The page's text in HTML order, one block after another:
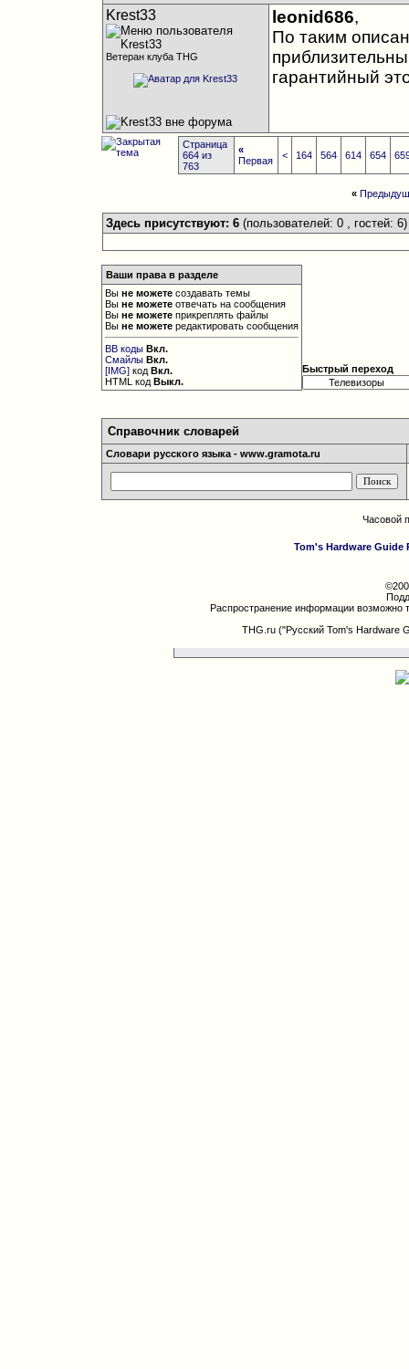
Krest33
Ветеран клуба THG
leonid686,
По таким
гарантийный
Страница
664 из
763
«
Первая
< 164 564 614 654
«
Здесь присутствуют: 6 (пользователей: 0 , гостей: 6)
Ваши права в разделе
Выне можете создавать темы
Выне можете отвечать на сообщения
Выне можете прикреплять файлы
Выне можете редактировать сообщения
BB коды Вкл.
Смайлы Вкл.
[IMG] кодВкл.
HTML кодВыкл.
Быстрый переход
Справочник словарей
Словари русского языка - www.gramota.ru
Часовой
Tom's Hardware Guide
Распространение информации возможно
THG.ru ("Русский Tom's Hardware